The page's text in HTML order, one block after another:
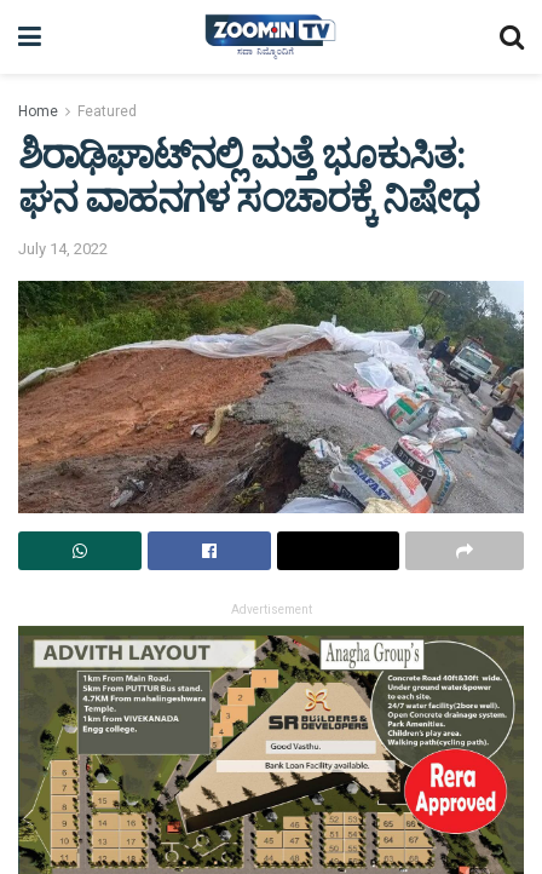
Home Featured
ಶಿರಾಢಿಘಾಟ್‌ನಲ್ಲಿ ಮತ್ತೆ ಭೂಕುಸಿತ:
ಘನ ವಾಹನಗಳ ಸಂಚಾರಕ್ಕೆ ನಿಷೇಧ
July 14, 2022
Advertisement